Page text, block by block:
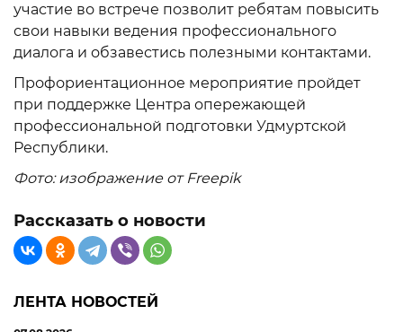
участие во встрече позволит ребятам повысить
свои навыки ведения профессионального
диалога и обзавестись полезными контактами.
Профориентационное мероприятие пройдет
при поддержке Центра опережающей
профессиональной подготовки Удмуртской
Республики.
Фото: изображение от Freepik
Рассказать о новости
ЛЕНТА НОВОСТЕЙ